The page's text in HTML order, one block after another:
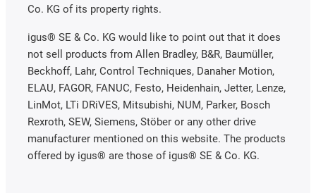
Co. KG of its property rights.
igus® SE & Co. KG would like to point out that it does
not sell products from Allen Bradley, B&R, Baumüller,
Beckhoff, Lahr, Control Techniques, Danaher Motion,
ELAU, FAGOR, FANUC, Festo, Heidenhain, Jetter, Lenze,
LinMot, LTi DRiVES, Mitsubishi, NUM, Parker, Bosch
Rexroth, SEW, Siemens, Stöber or any other drive
manufacturer mentioned on this website. The products
offered by igus® are those of igus® SE & Co. KG.